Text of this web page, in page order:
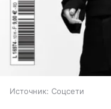
Источник: Соцсети